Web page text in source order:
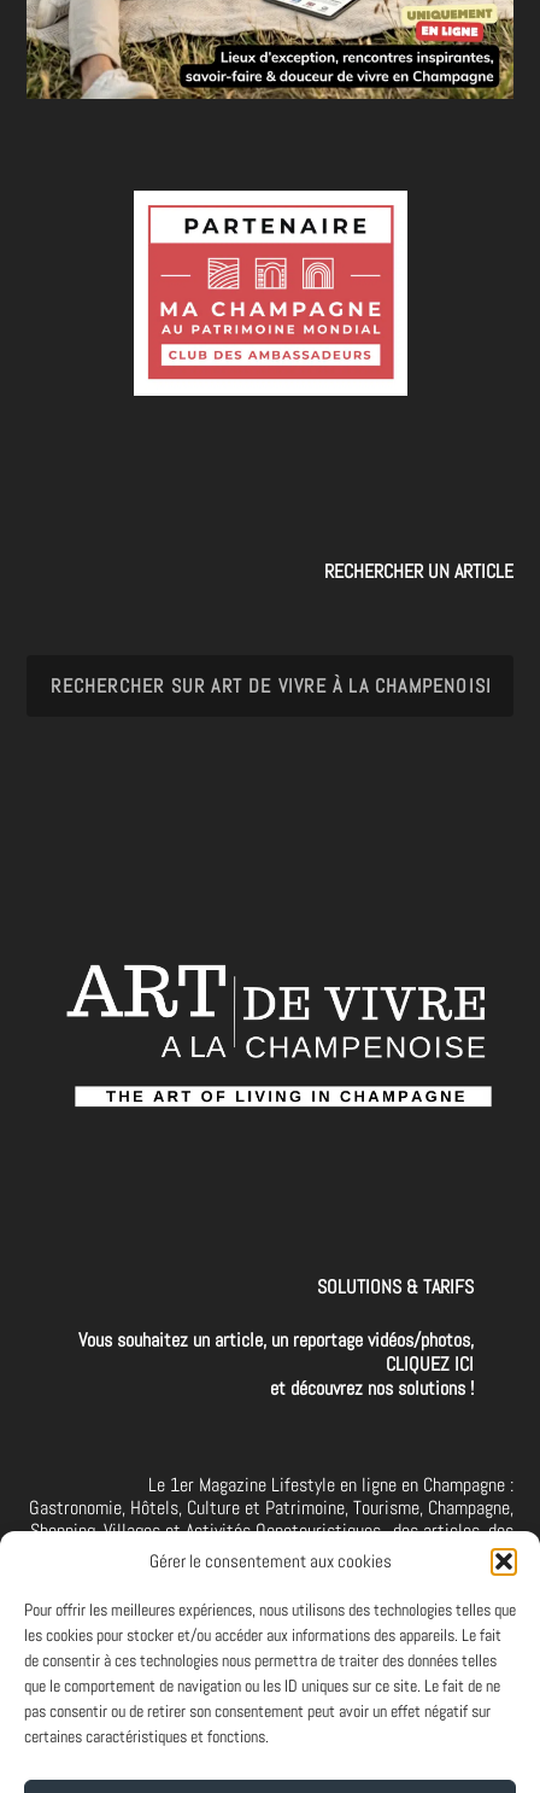
Gérer le consentement aux cookies
Pour offrir les meilleures expériences, nous utilisons des technologies telles que
les cookies pour stocker et/ou accéder aux informations des appareils. Le fait
de consentir à ces technologies nous permettra de traiter des données telles
que le comportement de navigation ou les ID uniques sur ce site. Le fait de ne
pas consentir ou de retirer son consentement peut avoir un effet négatif sur
certaines caractéristiques et fonctions.
RECHERCHER UN ARTICLE
SOLUTIONS & TARIFS
Vous souhaitez un article, un reportage vidéos/photos,
CLIQUEZ ICI
et découvrez nos solutions !
Le 1er Magazine Lifestyle en ligne en Champagne :
Gastronomie, Hôtels, Culture et Patrimoine, Tourisme, Champagne,
Shopping, Villages et Activités Oenotouristiques.. des articles, des
interviews, des vidéos et photos de la Champagne. A retrouver et à
suivre aussi sur facebook I X I Threads I YouTube I TikTok I
Instagram I Linkedin
PARTENAIRES
Et vous ? Vous souhaitez devenir Partenaire d'Art de Vivre à la
Champenoise, n'hésitez pas à nous contacter.